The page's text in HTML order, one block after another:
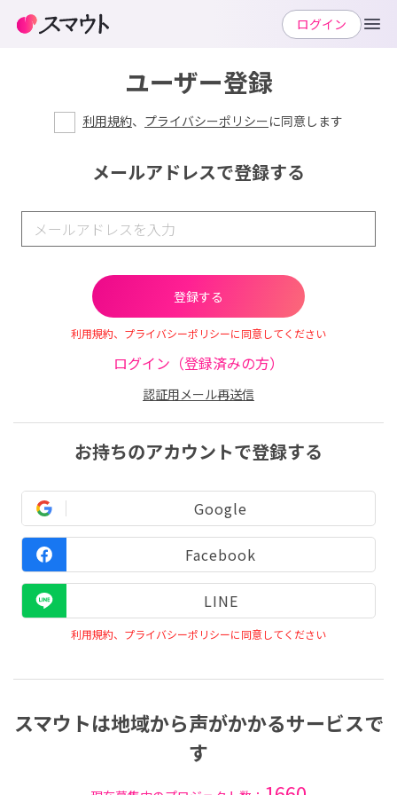
ユーザー登録
利用規約、 プライバシーポリシーに同意します
メールアドレスで登録する
利用規約、プライバシーポリシーに同意してください
ログイン（登録済みの方）
認証用メール再送信
お持ちのアカウントで登録する
Google
Facebook
LINE
利用規約、プライバシーポリシーに同意してください
スマウトは地域から声がかかるサービスで
す
ログイン